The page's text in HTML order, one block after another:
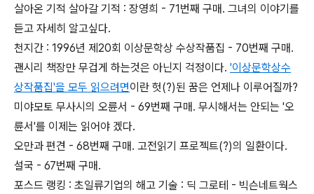
살아온 기적 살아갈 기적 : 장영희 - 71번째 구매. 그녀의 이야기를
듣고 자세히 알고싶다.
천지간 : 1996년 제20회 이상문학상 수상작품집 - 70번째 구매.
괜시리 책장만 무겁게 하는것은 아닌지 걱정이다. '이상문학상수
상작품집'을 모두 읽으려면이란 헛(?)된 꿈은 언제나 이루어질까?
미야모토 무사시의 오륜서 - 69번째 구매. 무시해서는 안되는 '오
륜서'를 이제는 읽어야 겠다.
오만과 편견 - 68번째 구매. 고전읽기 프로젝트(?)의 일환이다.
설국 - 67번째 구매.
포스드 랭킹 : 초일류기업의 해고 기술 : 딕 그로테 - 빅슨네트웍스